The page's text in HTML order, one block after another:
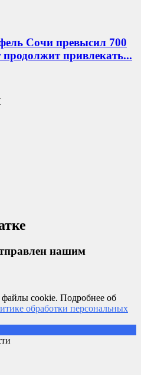
Сочи превысил 700
привлекать...
нашим
файлы cookie. Подробнее об
обработки персональных